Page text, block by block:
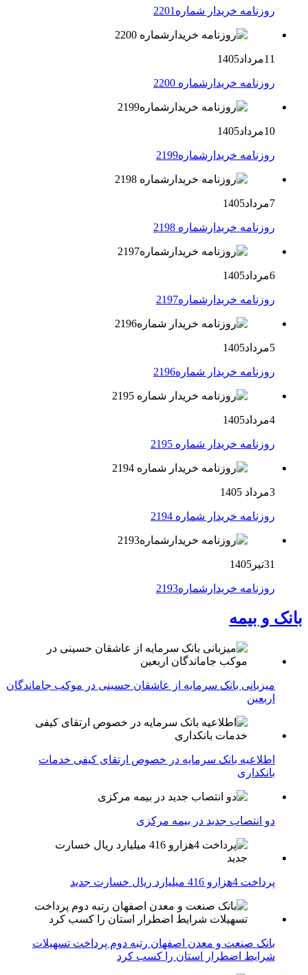
روزنامه خریدار شماره2201
11مرداد1405
روزنامه خریدارشماره 2200
10مرداد1405
روزنامه خریدارشماره2199
7مرداد1405
روزنامه خریدارشماره 2198
6مرداد1405
روزنامه خریدارشماره2197
5مرداد1405
روزنامه خریدار شماره2196
4مرداد1405
روزنامه خریدار شماره 2195
3مرداد 1405
روزنامه خریدار شماره 2194
31تیر1405
روزنامه خریدارشماره2193
بانک و بیمه
میزبانی بانک سرمایه از عاشقان حسینی در موکب جاماندگان
اربعین
اطلاعیه بانک سرمایه در خصوص ارتقای کیفی خدمات
بانکداری
دو انتصاب جدید در بیمه مركزی
پرداخت 4هزارو 416 میلیارد ریال خسارت جدید
بانک صنعت و معدن اصفهان رتبه دوم پرداخت تسهیلات
شرایط اضطرار استان را کسب کرد